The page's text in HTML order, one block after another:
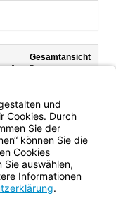
Gesamtansicht
Download
DruckenVorheriges